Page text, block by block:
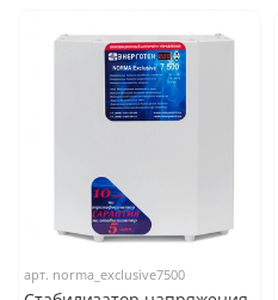
арт. norma_exclusive7500